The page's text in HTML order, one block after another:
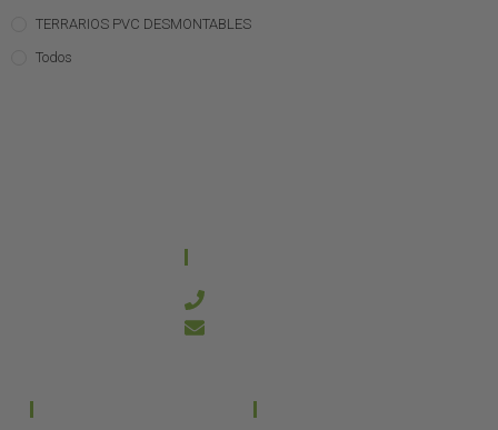
TERRARIOS PVC DESMONTABLES
Todos